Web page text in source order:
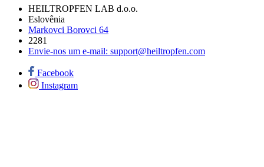
HEILTROPFEN LAB d.o.o.
Eslovênia
Markovci Borovci 64
2281
Envie-nos um e-mail: support@heiltropfen.com
Facebook
Instagram